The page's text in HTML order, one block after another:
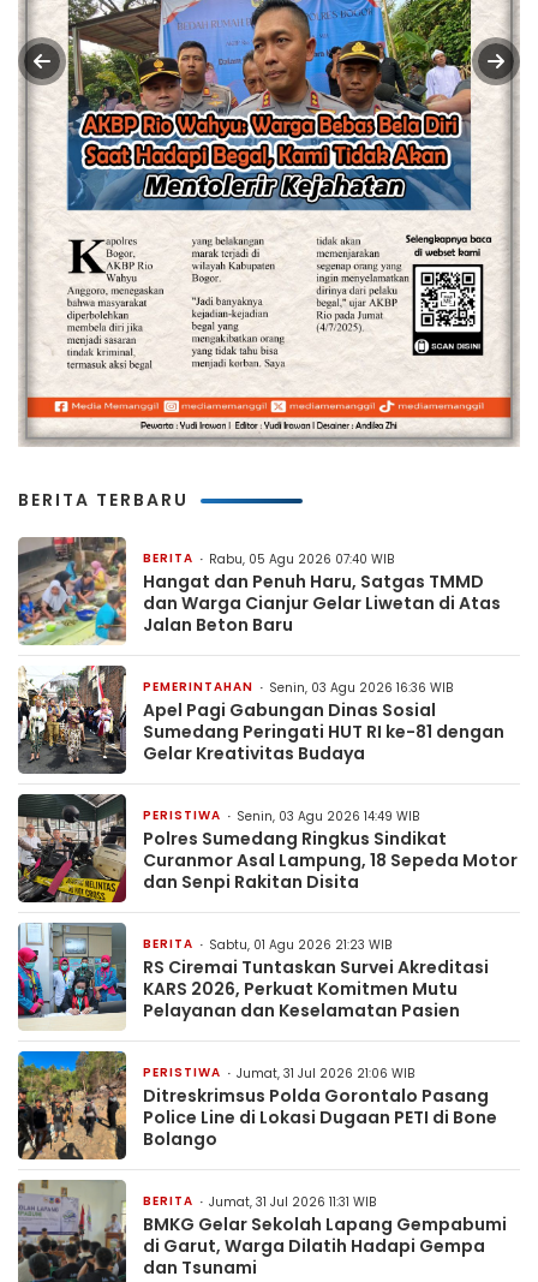
BERITA TERBARU
BERITA Rabu, 05 Agu 2026 07:40 WIB
Hangat dan Penuh Haru, Satgas TMMD
dan Warga Cianjur Gelar Liwetan di Atas
Jalan Beton Baru
PEMERINTAHAN Senin, 03 Agu 2026 16:36 WIB
Apel Pagi Gabungan Dinas Sosial
Sumedang Peringati HUT RI ke-81 dengan
Gelar Kreativitas Budaya
PERISTIWA Senin, 03 Agu 2026 14:49 WIB
Polres Sumedang Ringkus Sindikat
Curanmor Asal Lampung, 18 Sepeda Motor
dan Senpi Rakitan Disita
BERITA Sabtu, 01 Agu 2026 21:23 WIB
RS Ciremai Tuntaskan Survei Akreditasi
KARS 2026, Perkuat Komitmen Mutu
Pelayanan dan Keselamatan Pasien
PERISTIWA Jumat, 31 Jul 2026 21:06 WIB
Ditreskrimsus Polda Gorontalo Pasang
Police Line di Lokasi Dugaan PETI di Bone
Bolango
BERITA Jumat, 31 Jul 2026 11:31 WIB
BMKG Gelar Sekolah Lapang Gempabumi
di Garut, Warga Dilatih Hadapi Gempa
dan Tsunami